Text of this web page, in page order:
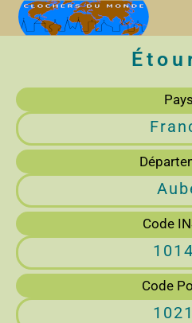
Pays
Code
Code